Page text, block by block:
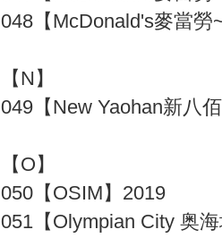
048【McDonald's麥當勞
【N】
049【New Yaohan新八
【O】
050【OSIM】2019
051【Olympian City 奥